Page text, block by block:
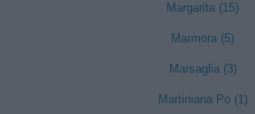
Margarita (15)
Marmora (5)
Marsaglia (3)
Martiniana Po (1)